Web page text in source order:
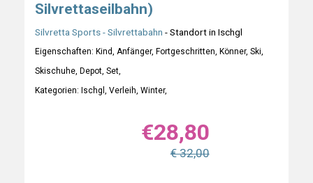
Silvrettaseilbahn)
Silvretta Sports - Silvrettabahn - Standort in Ischgl
Eigenschaften: Kind, Anfänger, Fortgeschritten, Könner, Ski,
Skischuhe, Depot, Set,
Kategorien: Ischgl, Verleih, Winter,
€28,80
€ 32,00